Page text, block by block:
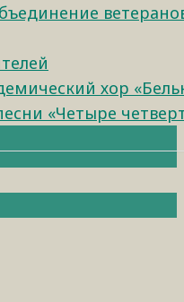
хор
«Четыре